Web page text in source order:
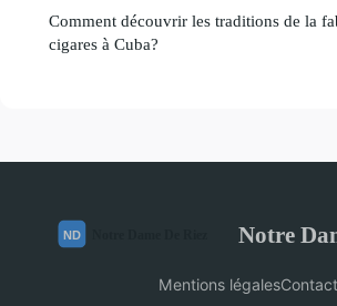
Comment découvrir les traditions de la
cigares à Cuba?
Notre
Mentions légalesContact